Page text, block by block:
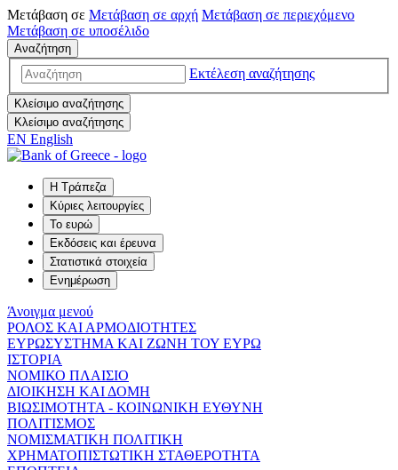
Μετάβαση σε Μετάβαση σε αρχή Μετάβαση σε περιεχόμενο
Μετάβαση σε υποσέλιδο
Αναζήτηση
Εκτέλεση αναζήτησης
Κλείσιμο αναζήτησης
Κλείσιμο αναζήτησης
EN English
Η Τράπεζα
Κύριες λειτουργίες
Το ευρώ
Εκδόσεις και έρευνα
Στατιστικά στοιχεία
Ενημέρωση
Άνοιγμα μενού
ΡΟΛΟΣ ΚΑΙ ΑΡΜΟΔΙΟΤΗΤΕΣ
ΕΥΡΩΣΥΣΤΗΜΑ ΚΑΙ ΖΩΝΗ ΤΟΥ ΕΥΡΩ
ΙΣΤΟΡΙΑ
ΝΟΜΙΚΟ ΠΛΑΙΣΙΟ
ΔΙΟΙΚΗΣΗ ΚΑΙ ΔΟΜΗ
ΒΙΩΣΙΜΟΤΗΤΑ - ΚΟΙΝΩΝΙΚΗ ΕΥΘΥΝΗ
ΠΟΛΙΤΙΣΜΟΣ
ΝΟΜΙΣΜΑΤΙΚΗ ΠΟΛΙΤΙΚΗ
ΧΡΗΜΑΤΟΠΙΣΤΩΤΙΚΗ ΣΤΑΘΕΡΟΤΗΤΑ